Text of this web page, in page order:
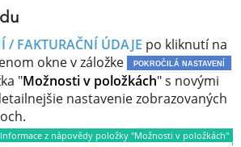
/ FAKTURAČNÍ ÚDAJE po kliknutí na
okne v záložke POKROČILÁ NASTAVENÍ
"Možnosti v položkách" s novými
nastavenie zobrazovaných
Informace z nápovědy položky "Možnosti v položkách"